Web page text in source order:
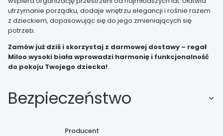
utrzymanie porządku, dodaje wnętrzu elegancji i rośnie razem
z dzieckiem, dopasowując się do jego zmieniających się
potrzeb.
Zamów już dziś i skorzystaj z darmowej dostawy – regał
Miloo wysoki biała wprowadzi harmonię i funkcjonalność
do pokoju Twojego dziecka!
Bezpieczeństwo
Producent